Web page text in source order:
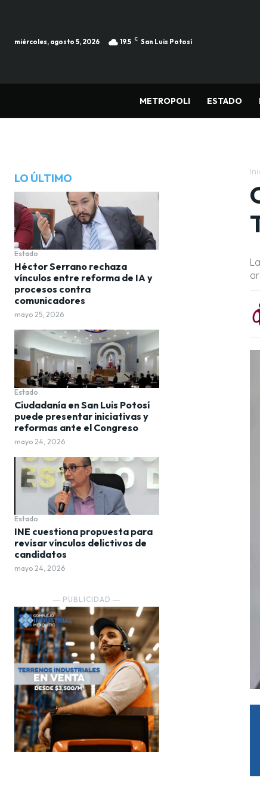
miércoles, agosto 5, 2026 19.5 C San Luis Potosí
METROPOLI ESTADO
LO ÚLTIMO
Estado
Héctor Serrano rechaza
vínculos entre reforma de IA y
procesos contra
comunicadores
mayo 25, 2026
Estado
Ciudadanía en San Luis Potosí
puede presentar iniciativas y
reformas ante el Congreso
mayo 24, 2026
Estado
INE cuestiona propuesta para
revisar vínculos delictivos de
candidatos
mayo 24, 2026
― PUBLICIDAD ―